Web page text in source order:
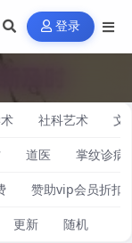
登录
社科艺术 文
道医 掌纹诊病
赞助vip会员折扣
更新 随机